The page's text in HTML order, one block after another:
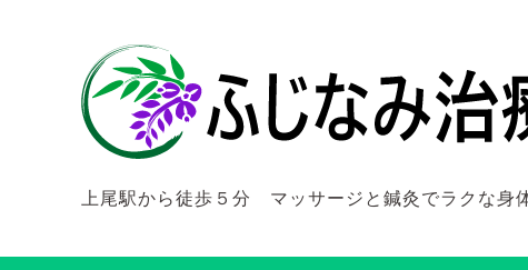
上尾駅から徒歩５分 マッサージと鍼灸でラクな身